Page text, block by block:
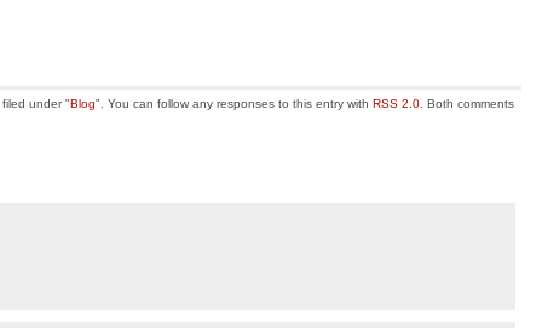
under "Blog". You can follow any responses to this entry with RSS 2.0. Both comments